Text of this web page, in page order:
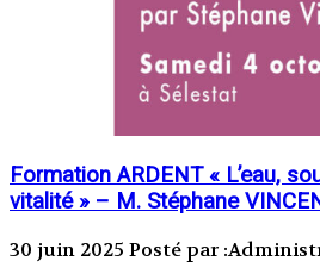
Formation ARDENT « L’eau,
vitalité » – M. Stéphane
30 juin 2025 Posté par